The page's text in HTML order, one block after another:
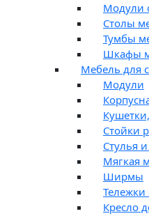
Модули
Столы
Тумбы
Шкафы
Мебель для
Модули
Стойки
Стулья
Мягкая
Ширмы
Кресло